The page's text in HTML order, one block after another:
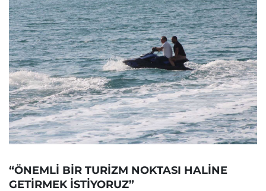
“ÖNEMLİ BİR TURİZM NOKTASI HALİNE
GETİRMEK İSTİYORUZ”